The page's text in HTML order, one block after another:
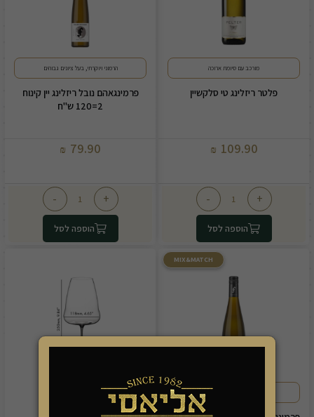
מורכב עם סיומת ארוכה
פלטר ריזלינג טי סלקשיין
109.90
₪
+
-
הוספה לסל
הרמוני ויוקרתי, בעל ציונים גבוהים
פרמינגאהם נובל ריזלינג יין קינוח
2=120 ש"ח
79.90
₪
+
-
הוספה לסל
MIX&MATCH
מיוצר מגפנים בוגרות, קלאסי